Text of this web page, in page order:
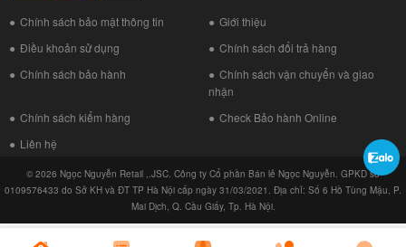
Chính sách bảo mật thông tin
Giới thiệu
Điều khoản sử dụng
Chính sách đổi trả hàng
Chính sách bảo hành
Chính sách vận chuyển và giao
nhận
Chính sách kiểm hàng
Check Bảo hành Online
Liên hệ
© 2026 Ngọc Nguyễn Retail ,.JSC. Công ty Cổ phần Bán lẻ Ngọc Nguyễn. GPKD số
0109576433 do Sở KH và ĐT TP Hà Nội cấp ngày 31/03/2021. Địa chỉ: Số 6 Hồ Tùng Mậu, P.
Mai Dịch, Q. Cầu Giấy, Tp. Hà Nội.